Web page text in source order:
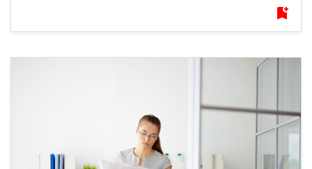
bookmark_add